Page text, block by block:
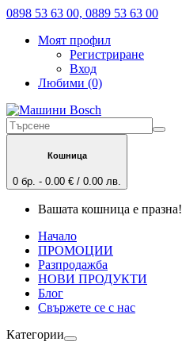
0898 53 63 00, 0889 53 63 00
Моят профил
Регистриране
Вход
Любими (0)
Кошница
0 бр. - 0.00 € / 0.00 лв.
Вашата кошница е празна!
Начало
ПРОМОЦИИ
Разпродажба
НОВИ ПРОДУКТИ
Блог
Свържете се с нас
Категории